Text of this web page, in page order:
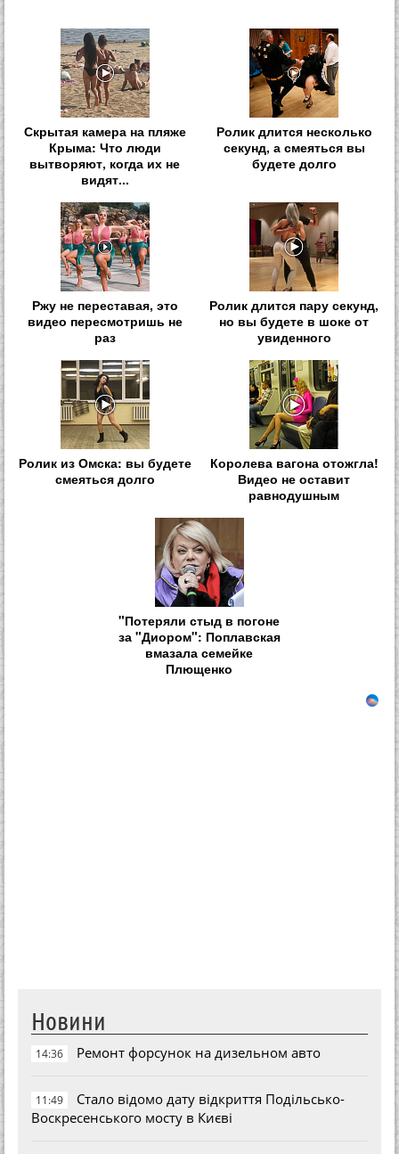
Скрытая камера на пляже
Крыма: Что люди
вытворяют, когда их не
видят...
Ролик длится несколько
секунд, а смеяться вы
будете долго
Ржу не переставая, это
видео пересмотришь не
раз
Ролик длится пару секунд,
но вы будете в шоке от
увиденного
Ролик из Омска: вы будете
смеяться долго
Королева вагона отожгла!
Видео не оставит
равнодушным
"Потеряли стыд в погоне
за "Диором": Поплавская
вмазала семейке
Плющенко
Новини
14:36 Ремонт форсунок на дизельном авто
11:49
Стало відомо дату відкриття Подільсько-
Воскресенського мосту в Києві